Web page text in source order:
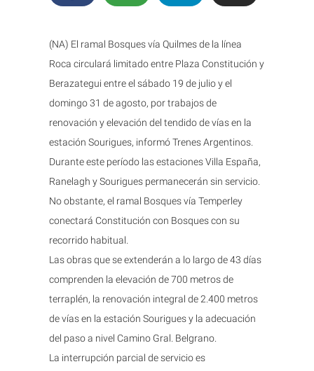
(NA) El ramal Bosques vía Quilmes de la línea
Roca circulará limitado entre Plaza Constitución y
Berazategui entre el sábado 19 de julio y el
domingo 31 de agosto, por trabajos de
renovación y elevación del tendido de vías en la
estación Sourigues, informó Trenes Argentinos.
Durante este período las estaciones Villa España,
Ranelagh y Sourigues permanecerán sin servicio.
No obstante, el ramal Bosques vía Temperley
conectará Constitución con Bosques con su
recorrido habitual.
Las obras que se extenderán a lo largo de 43 días
comprenden la elevación de 700 metros de
terraplén, la renovación integral de 2.400 metros
de vías en la estación Sourigues y la adecuación
del paso a nivel Camino Gral. Belgrano.
La interrupción parcial de servicio es